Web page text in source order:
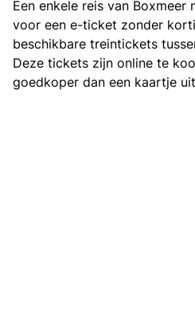
Een enkele reis van Boxmeer
voor een e-ticket zonder
beschikbare treintickets
Deze tickets zijn online te
goedkoper dan een kaartje